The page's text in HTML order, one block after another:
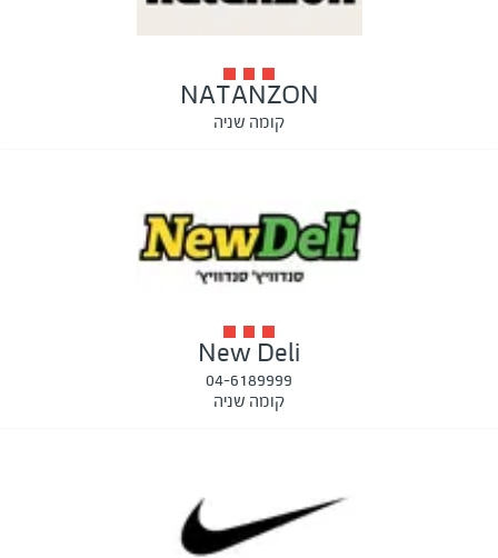
NATANZON
קומה שניה
New Deli
04-6189999
קומה שניה